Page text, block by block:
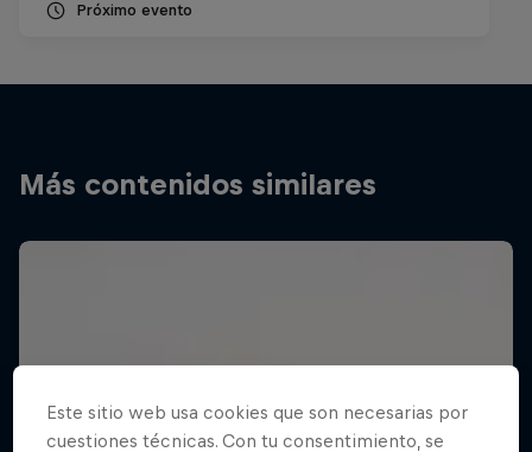
Próximo evento
Más contenidos similares
Este sitio web usa cookies que son necesarias por
cuestiones técnicas. Con tu consentimiento, se